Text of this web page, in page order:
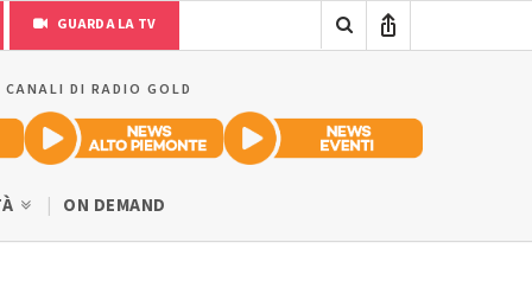
GUARDA LA TV
DI RADIO GOLD
ON DEMAND